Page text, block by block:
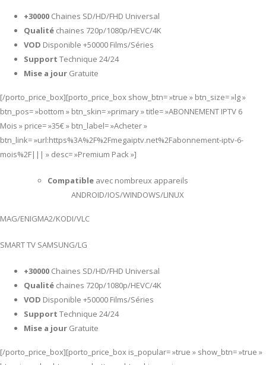
+30000 Chaines SD/HD/FHD Universal
Qualité chaines 720p/1080p/HEVC/4K
VOD Disponible +50000 Films/Séries
Support Technique 24/24
Mise a jour Gratuite
[/porto_price_box][porto_price_box show_btn= »true » btn_size= »lg »
btn_pos= »bottom » btn_skin= »primary » title= »ABONNEMENT IPTV 6
Mois » price= »35€ » btn_label= »Acheter »
btn_link= »url:https%3A%2F%2Fmegaiptv.net%2Fabonnement-iptv-6-
mois%2F||| » desc= »Premium Pack »]
Compatible avec nombreux appareils
ANDROID/IOS/WINDOWS/LINUX
MAG/ENIGMA2/KODI/VLC
SMART TV SAMSUNG/LG
+30000 Chaines SD/HD/FHD Universal
Qualité chaines 720p/1080p/HEVC/4K
VOD Disponible +50000 Films/Séries
Support Technique 24/24
Mise a jour Gratuite
[/porto_price_box][porto_price_box is_popular= »true » show_btn= »true »